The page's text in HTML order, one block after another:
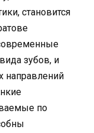
становится
зубов, и
направлений
по